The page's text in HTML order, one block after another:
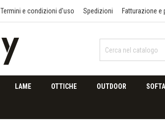
Termini e condizioni d'uso Spedizioni Fatturazione e
LAME OTTICHE OUTDOOR